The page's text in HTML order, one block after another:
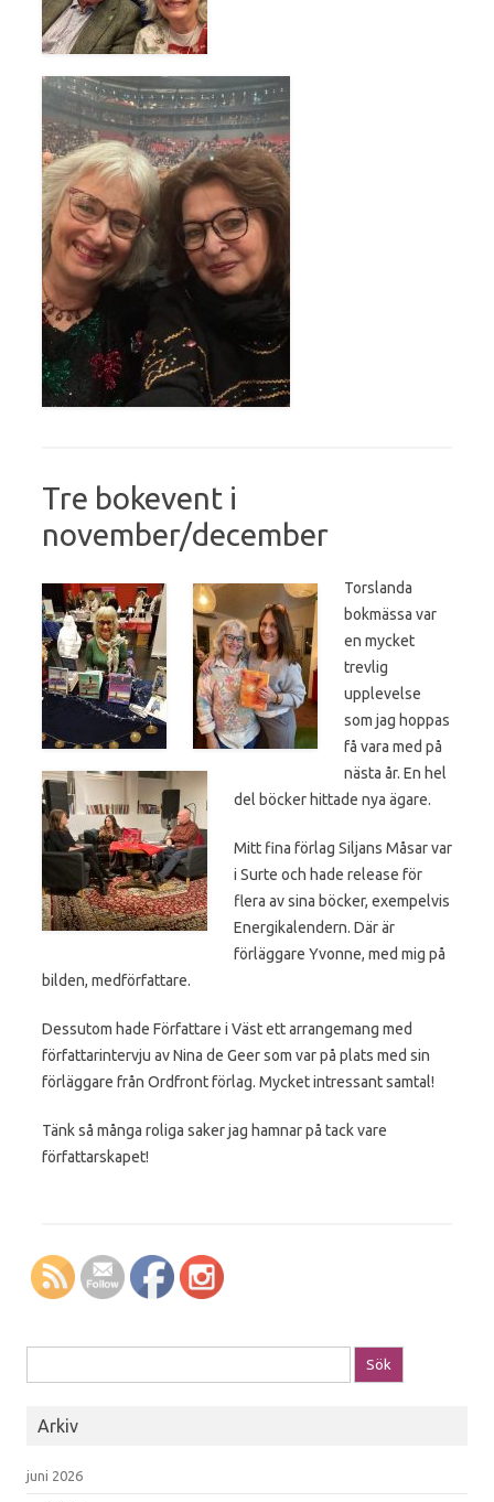
Tre bokevent i
november/december
Torslanda
bokmässa var
en mycket
trevlig
upplevelse
som jag hoppas
få vara med på
nästa år. En hel
del böcker hittade nya ägare.
Mitt fina förlag Siljans Måsar var
i Surte och hade release för
flera av sina böcker, exempelvis
Energikalendern. Där är
förläggare Yvonne, med mig på
bilden, medförfattare.
Dessutom hade Författare i Väst ett arrangemang med
författarintervju av Nina de Geer som var på plats med sin
förläggare från Ordfront förlag. Mycket intressant samtal!
Tänk så många roliga saker jag hamnar på tack vare
författarskapet!
Arkiv
juni 2026